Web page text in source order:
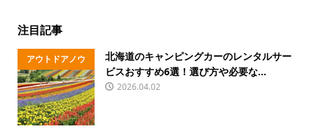
注目記事
アウトドアノウ
ハウ
北海道のキャンピングカーのレンタルサー
ビスおすすめ6選！選び方や必要な...
2026.04.02